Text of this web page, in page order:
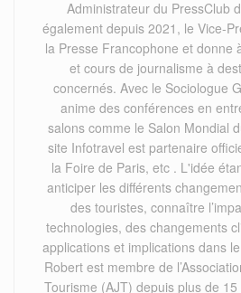
Administrateur du PressClub
également depuis 2021, le Vice-
la Presse Francophone et donne
et cours de journalisme à
concernés. Avec le Sociologue
anime des conférences en
salons comme le Salon Mondial
site Infotravel est partenaire
la Foire de Paris, etc . L'idée
anticiper les différents
des touristes, connaître
technologies, des changements
applications et implications dans
Robert est membre de
Tourisme (AJT) depuis plus de